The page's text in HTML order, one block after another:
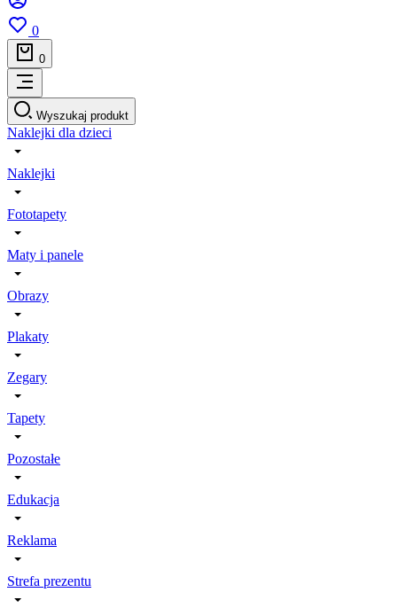
0
0
Wyszukaj produkt
Naklejki dla dzieci
Naklejki
Fototapety
Maty i panele
Obrazy
Plakaty
Zegary
Tapety
Pozostałe
Edukacja
Reklama
Strefa prezentu